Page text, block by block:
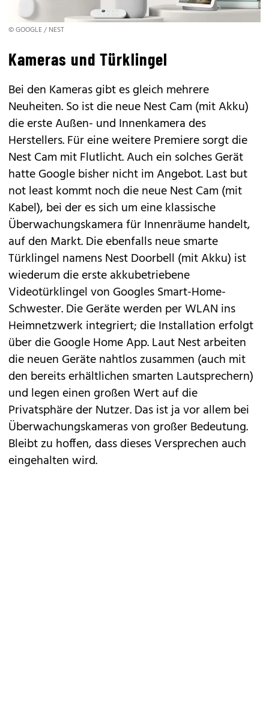
© GOOGLE / NEST
Kameras und Türklingel
Bei den Kameras gibt es gleich mehrere
Neuheiten. So ist die neue Nest Cam (mit Akku)
die erste Außen- und Innenkamera des
Herstellers. Für eine weitere Premiere sorgt die
Nest Cam mit Flutlicht. Auch ein solches Gerät
hatte Google bisher nicht im Angebot. Last but
not least kommt noch die neue Nest Cam (mit
Kabel), bei der es sich um eine klassische
Überwachungskamera für Innenräume handelt,
auf den Markt. Die ebenfalls neue smarte
Türklingel namens Nest Doorbell (mit Akku) ist
wiederum die erste akkubetriebene
Videotürklingel von Googles Smart-Home-
Schwester. Die Geräte werden per WLAN ins
Heimnetzwerk integriert; die Installation erfolgt
über die Google Home App. Laut Nest arbeiten
die neuen Geräte nahtlos zusammen (auch mit
den bereits erhältlichen smarten Lautsprechern)
und legen einen großen Wert auf die
Privatsphäre der Nutzer. Das ist ja vor allem bei
Überwachungskameras von großer Bedeutung.
Bleibt zu hoffen, dass dieses Versprechen auch
eingehalten wird.